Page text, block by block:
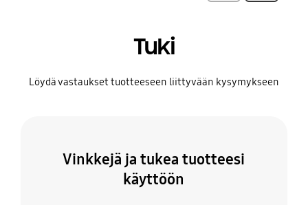
Tuki
Löydä vastaukset tuotteeseen liittyvään kysymykseen
Vinkkejä ja tukea tuotteesi
käyttöön